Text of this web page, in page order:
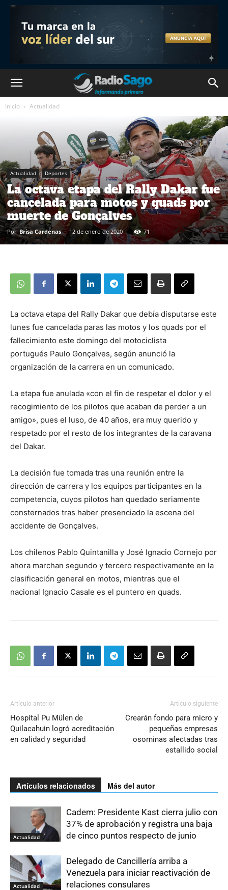
Inicio Actualidad
Actualidad Deportes
La octava etapa del Rally Dakar fue
cancelada para motos y quads por
muerte de Gonçalves
Por Brisa Cardenas - 12 de enero de 2020 71
La octava etapa del Rally Dakar que debía disputarse este
lunes fue cancelada paras las motos y los quads por el
fallecimiento este domingo del motociclista
portugués Paulo Gonçalves, según anunció la
organización de la carrera en un comunicado.
La etapa fue anulada «con el fin de respetar el dolor y el
recogimiento de los pilotos que acaban de perder a un
amigo», pues el luso, de 40 años, era muy querido y
respetado por el resto de los integrantes de la caravana
del Dakar.
La decisión fue tomada tras una reunión entre la
dirección de carrera y los equipos participantes en la
competencia, cuyos pilotos han quedado seriamente
consternados tras haber presenciado la escena del
accidente de Gonçalves.
Los chilenos Pablo Quintanilla y José Ignacio Cornejo por
ahora marchan segundo y tercero respectivamente en la
clasificación general en motos, mientras que el
nacional Ignacio Casale es el puntero en quads.
Artículo anterior
Hospital Pu Mülen de
Quilacahuin logró acreditación
en calidad y seguridad
Artículo siguiente
Crearán fondo para micro y
pequeñas empresas
osorninas afectadas tras
estallido social
Artículos relacionados Más del autor
Actualidad
Cadem: Presidente Kast cierra julio con
37% de aprobación y registra una baja
de cinco puntos respecto de junio
Actualidad
Delegado de Cancillería arriba a
Venezuela para iniciar reactivación de
relaciones consulares